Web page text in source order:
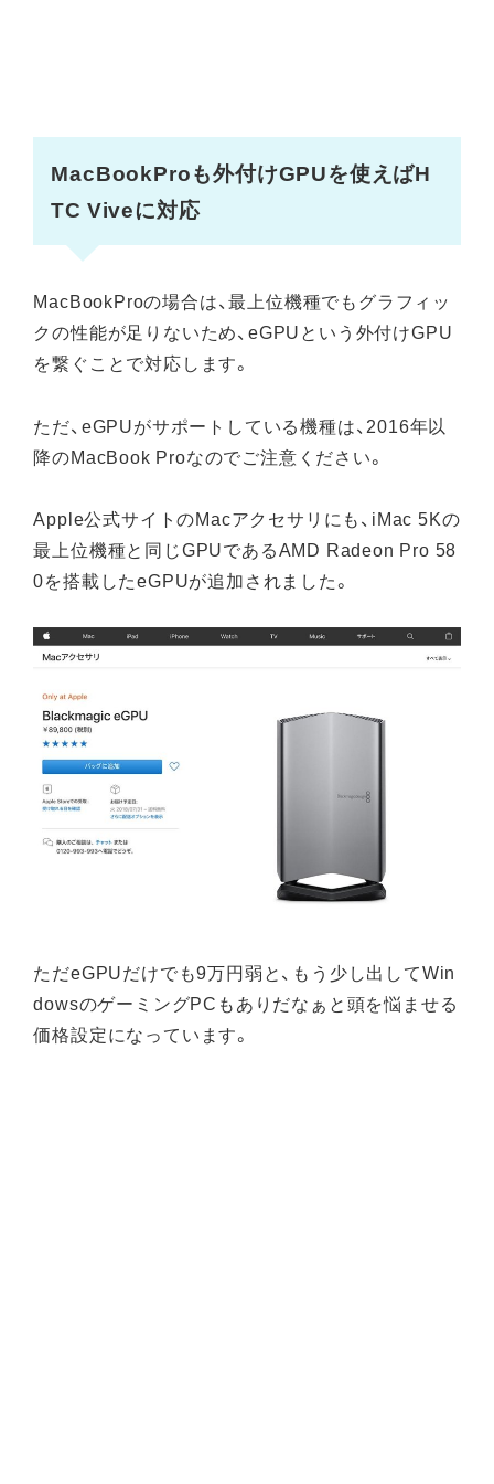
MacBookProも外付けGPUを使えばH
TC Viveに対応
MacBookProの場合は、最上位機種でもグラフィッ
クの性能が足りないため、eGPUという外付けGPU
を繋ぐことで対応します。
ただ、eGPUがサポートしている機種は、2016年以
降のMacBook Proなのでご注意ください。
Apple公式サイトのMacアクセサリにも、iMac 5Kの
最上位機種と同じGPUであるAMD Radeon Pro 58
0を搭載したeGPUが追加されました。
ただeGPUだけでも9万円弱と、もう少し出してWin
dowsのゲーミングPCもありだなぁと頭を悩ませる
価格設定になっています。